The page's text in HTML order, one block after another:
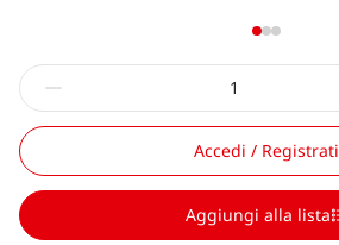
Accedi / Registrati
Aggiungi alla lista